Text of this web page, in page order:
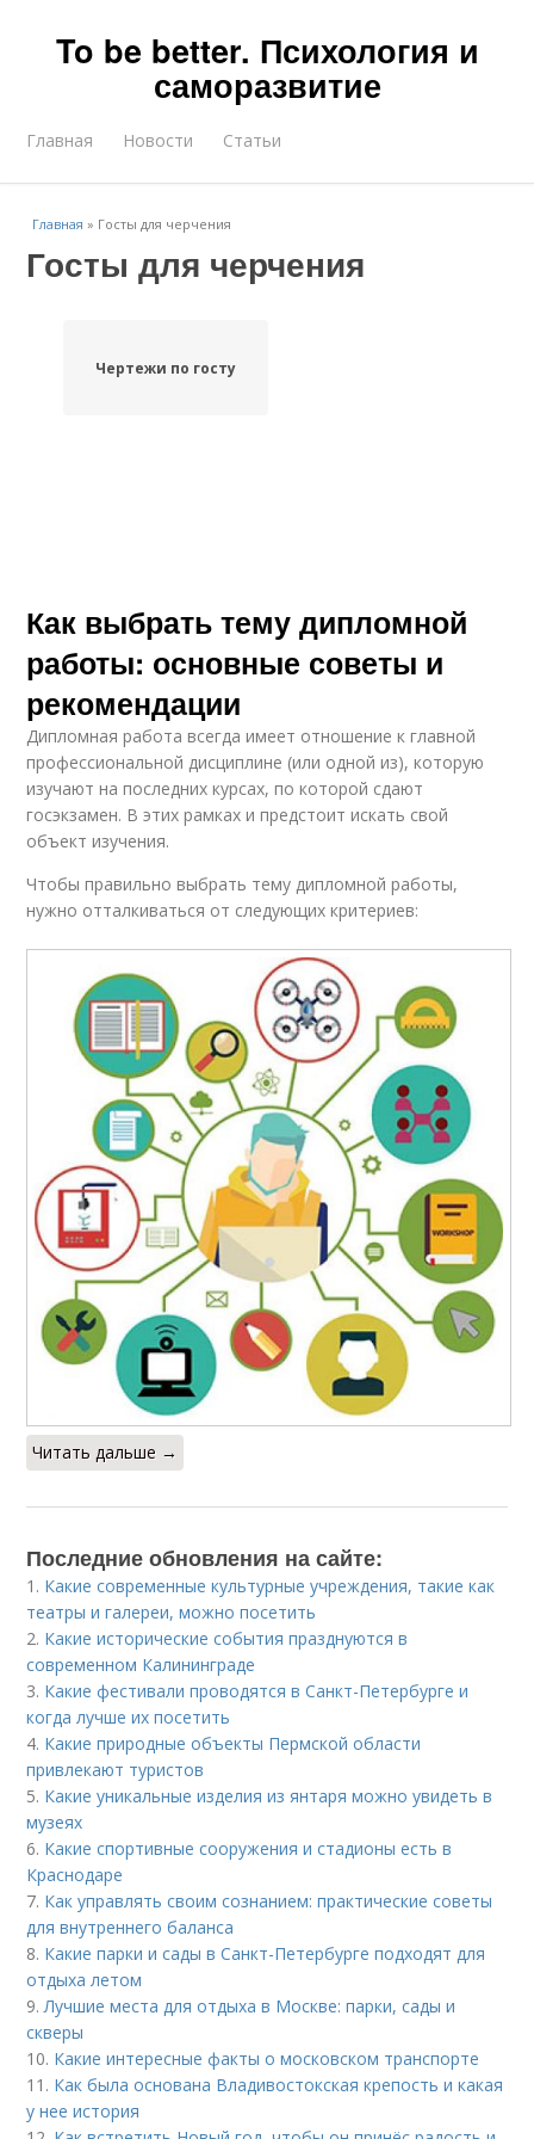
To be better. Психология и
саморазвитие
Главная Новости Статьи
Главная » Госты для черчения
Госты для черчения
Чертежи по госту
Как выбрать тему дипломной
работы: основные советы и
рекомендации
Дипломная работа всегда имеет отношение к главной
профессиональной дисциплине (или одной из), которую
изучают на последних курсах, по которой сдают
госэкзамен. В этих рамках и предстоит искать свой
объект изучения.
Чтобы правильно выбрать тему дипломной работы,
нужно отталкиваться от следующих критериев:
Читать дальше →
Последние обновления на сайте:
1. Какие современные культурные учреждения, такие как
театры и галереи, можно посетить
2. Какие исторические события празднуются в
современном Калининграде
3. Какие фестивали проводятся в Санкт-Петербурге и
когда лучше их посетить
4. Какие природные объекты Пермской области
привлекают туристов
5. Какие уникальные изделия из янтаря можно увидеть в
музеях
6. Какие спортивные сооружения и стадионы есть в
Краснодаре
7. Как управлять своим сознанием: практические советы
для внутреннего баланса
8. Какие парки и сады в Санкт-Петербурге подходят для
отдыха летом
9. Лучшие места для отдыха в Москве: парки, сады и
скверы
10. Какие интересные факты о московском транспорте
11. Как была основана Владивостокская крепость и какая
у нее история